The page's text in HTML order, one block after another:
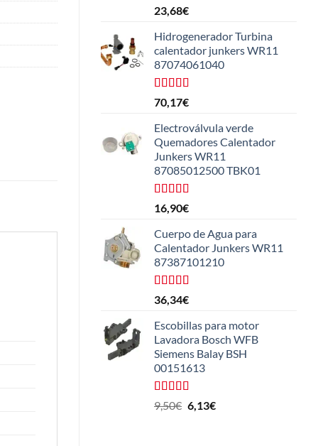
23,68€
Hidrogenerador Turbina
calentador junkers WR11
87074061040
Valorado
con
5
70,17€
Electroválvula verde
Quemadores Calentador
Junkers WR11
87085012500 TBK01
Valorado
con
de 5
16,90€
Cuerpo de Agua para
Calentador Junkers WR11
87387101210
Valorado
con
de 5
36,34€
Escobillas para motor
Lavadora Bosch WFB
Siemens Balay BSH
00151613
Valorado
con
de
9,50€ El
6,13€El